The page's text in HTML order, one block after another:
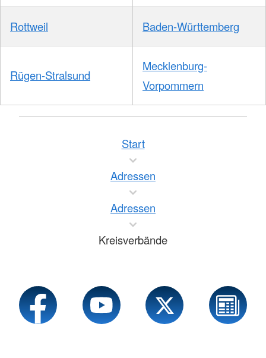
Rottweil Baden-Württemberg
Rügen-Stralsund
Mecklenburg-
Vorpommern
Start
Adressen
Adressen
Kreisverbände